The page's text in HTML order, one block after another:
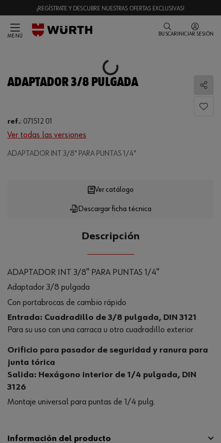
¡REGÍSTRATE Y DESCUBRE NUESTRAS OFERTAS EXCLUSIVAS!
MENÚ BUSCAR INICIAR SESIÓN
Loading...
ADAPTADOR 3/8 PULGADA
ref.: 071512 01
Ver todas las versiones
ADAPTADOR INT 3/8" PARA PUNTAS 1/4"
Loading...
Descargar ficha técnica
Ver catálogo
Descripción
ADAPTADOR INT 3/8" PARA PUNTAS 1/4"
Adaptador 3/8 pulgada
Con portabrocas de cambio rápido
Entrada: Cuadradillo de 3/8 pulgada, DIN 3121
Para su uso con una carraca u otro cuadradillo exterior
Orificio para pasador de seguridad y ranura para
junta tórica
Salida: Hexágono interior de 1/4 pulgada, DIN
3126
Montaje universal para puntas de 1/4 pulg.
Información del producto